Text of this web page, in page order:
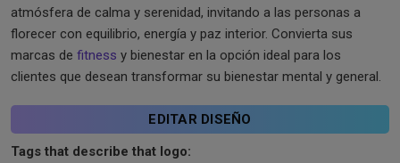
atmósfera de calma y serenidad, invitando a las personas a
florecer con equilibrio, energía y paz interior. Convierta sus
marcas de fitness y bienestar en la opción ideal para los
clientes que desean transformar su bienestar mental y general.
EDITAR DISEÑO
Tags that describe that logo: